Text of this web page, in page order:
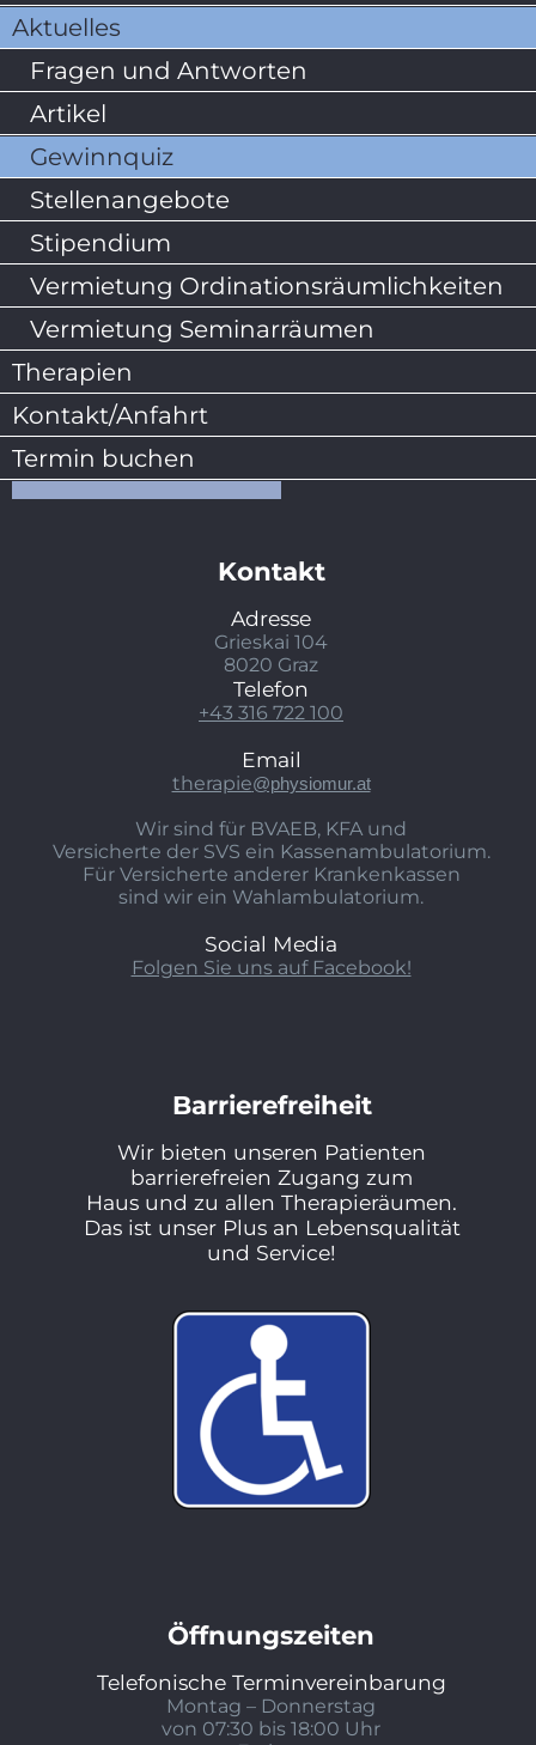
Aktuelles
Fragen und Antworten
Artikel
Gewinnquiz
Stellenangebote
Stipendium
Vermietung Ordinationsräumlichkeiten
Vermietung Seminarräumen
Therapien
Kontakt/Anfahrt
Termin buchen
Kontakt
Adresse
Grieskai 104
8020 Graz
Telefon
+43 316 722 100
Email
therapie@physiomur.at
Wir sind für BVAEB, KFA und
Versicherte der SVS ein Kassenambulatorium.
Für Versicherte anderer Krankenkassen
sind wir ein Wahlambulatorium.
Social Media
Folgen Sie uns auf Facebook!
Barrierefreiheit
Wir bieten unseren Patienten
barrierefreien Zugang zum
Haus und zu allen Therapieräumen.
Das ist unser Plus an Lebensqualität
und Service!
Öffnungszeiten
Telefonische Terminvereinbarung
Montag – Donnerstag
von 07:30 bis 18:00 Uhr